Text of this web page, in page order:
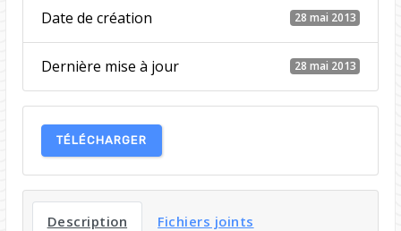
Date de création 28 mai 2013
Dernière mise à jour 28 mai 2013
TÉLÉCHARGER
Description Fichiers joints